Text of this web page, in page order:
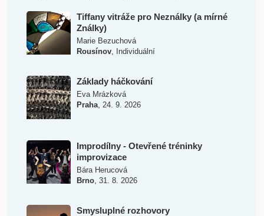
Tiffany vitráže pro Neználky (a mírné
Ználky)
Marie Bezuchová
Rousínov, Individuální
Základy háčkování
Eva Mrázková
Praha, 24. 9. 2026
Improdílny - Otevřené tréninky
improvizace
Bára Herucová
Brno, 31. 8. 2026
Smysluplné rozhovory